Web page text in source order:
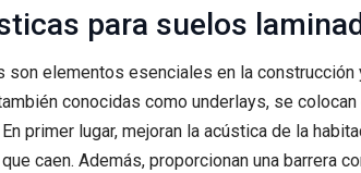
para suelos
elementos esenciales en la
conocidas como underlays, se
primer lugar, mejoran la acústica de la
caen. Además, proporcionan una barrera